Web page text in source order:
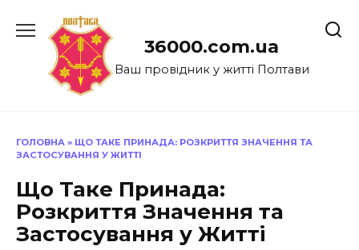
до
36000.com.ua
Ваш провідник у житті Полтави
ГОЛОВНА » ЩО ТАКЕ ПРИНАДА: РОЗКРИТТЯ ЗНАЧЕННЯ ТА
ЗАСТОСУВАННЯ У ЖИТТІ
Що Таке Принада:
Розкриття Значення та
Застосування у Житті